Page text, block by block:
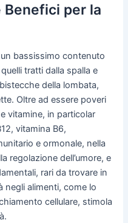
per la
bassissimo contenuto
tratti dalla spalla e
della lombata,
Oltre ad essere poveri
vitamine, in particolar
vitamina B6,
e ormonale, nella
regolazione dell’umore, e
rari da trovare in
negli alimenti, come lo
cellulare, stimola